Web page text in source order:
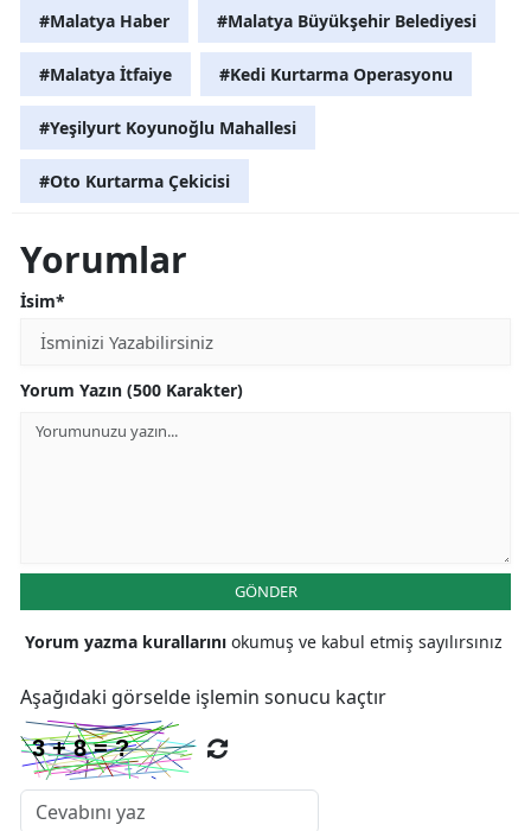
#Malatya Haber #Malatya Büyükşehir Belediyesi
#Malatya İtfaiye #Kedi Kurtarma Operasyonu
#Yeşilyurt Koyunoğlu Mahallesi
#Oto Kurtarma Çekicisi
Yorumlar
İsim*
Yorum Yazın (500 Karakter)
GÖNDER
Yorum yazma kurallarını okumuş ve kabul etmiş sayılırsınız
Aşağıdaki görselde işlemin sonucu kaçtır